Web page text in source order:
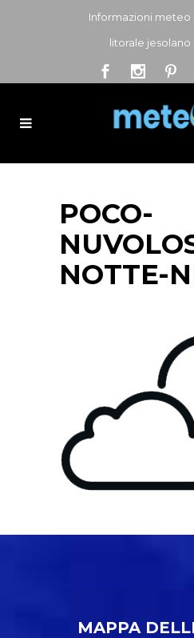
Informazioni
litorale jesolano
POCO-
NOTTE-
MAPPA